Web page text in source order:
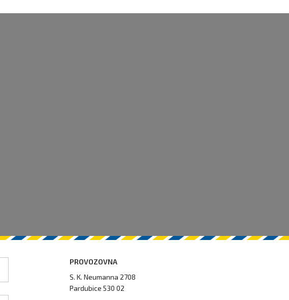
PROVOZOVNA
S. K. Neumanna 2708
Pardubice 530 02